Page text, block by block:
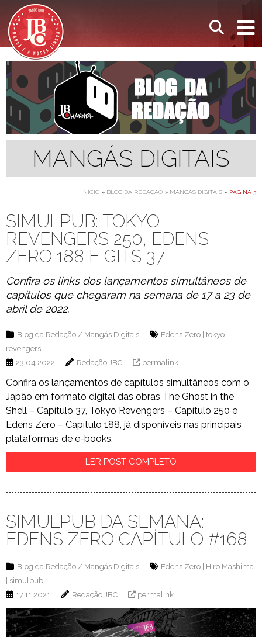
MANGÁS DIGITAIS
INÍCIO » BLOG DA REDAÇÃO » MANGÁS DIGITAIS » PÁGINA 3
SIMULPUB: TOKYO
REVENGERS 250, EDENS
ZERO 188 E GITS 37
Confira os links dos lançamentos simultâneos de
capítulos que chegaram na semana de 17 a 23 de
abril de 2022.
Blog da Redação / Mangás Digitais Edens Zero tokyo
revengers
23.04.2022
Redação JBC permalink
Confira os lançamentos de capítulos simultâneos com o
Japão em formato digital das obras The Ghost in the
Shell – Capítulo 37, Tokyo Revengers – Capítulo 250 e
Edens Zero – Capítulo 188, já disponíveis nas principais
plataformas de e-books.
LER POST COMPLETO
SIMULPUB DA SEMANA:
EDENS ZERO CAPÍTULO #168
Blog da Redação / Mangás Digitais Edens Zero
Hiro Mashima
simulpub
17.11.2021
Redação JBC permalink